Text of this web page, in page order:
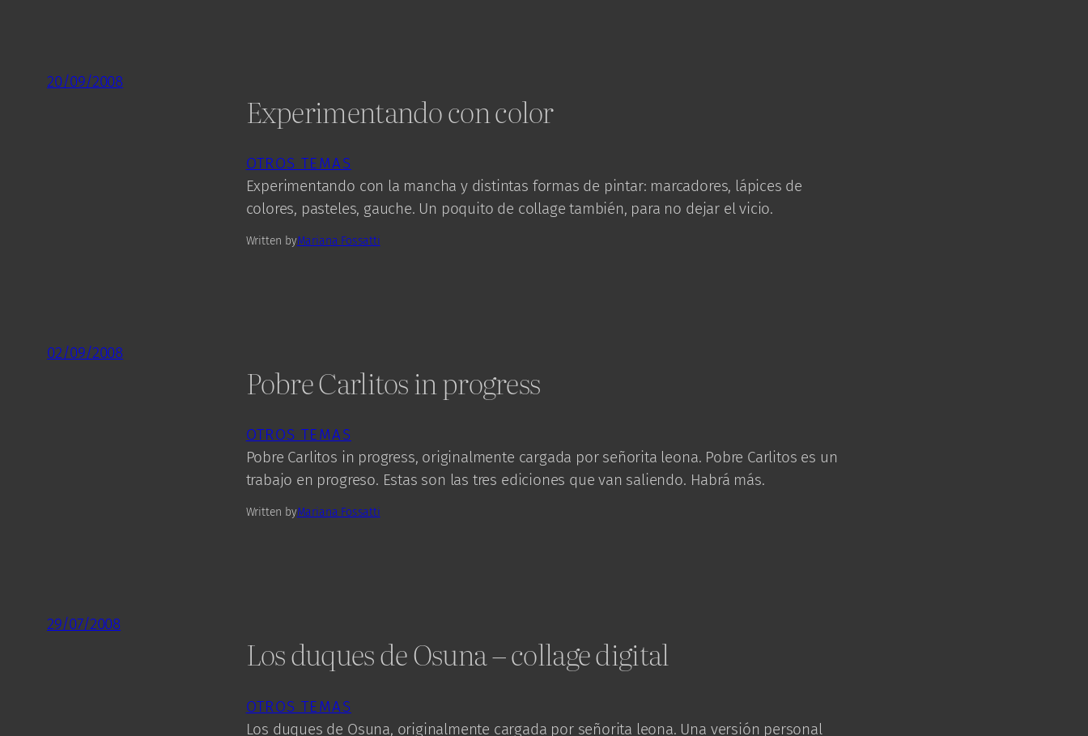
20/09/2008
Experimentando con color
OTROS TEMAS
Experimentando con la mancha y distintas formas de pintar: marcadores, lápices de
colores, pasteles, gauche. Un poquito de collage también, para no dejar el vicio.
Written byMariana Fossatti
02/09/2008
Pobre Carlitos in progress
OTROS TEMAS
Pobre Carlitos in progress, originalmente cargada por señorita leona. Pobre Carlitos es un
trabajo en progreso. Estas son las tres ediciones que van saliendo. Habrá más.
Written byMariana Fossatti
29/07/2008
Los duques de Osuna – collage digital
OTROS TEMAS
Los duques de Osuna, originalmente cargada por señorita leona. Una versión personal